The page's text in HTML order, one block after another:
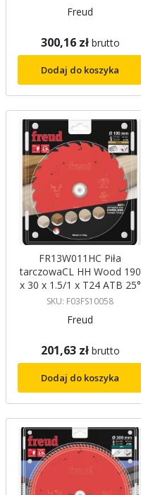
Freud
300,16 zł brutto
Dodaj do koszyka
FR13W011HC Piła
tarczowaCL HH Wood 190
x 30 x 1.5/1 x T24 ATB 25°
Freud
SKU: F03FS10058
Freud
201,63 zł brutto
Dodaj do koszyka